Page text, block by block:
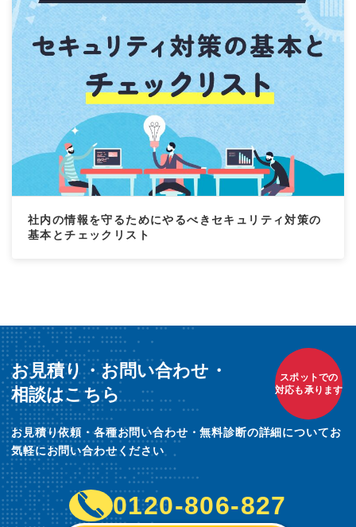
社内の情報を守るためにやるべきセキュリティ対策の
基本とチェックリスト
お見積り・お問い合わせ・
相談はこちら
お見積り依頼・各種お問い合わせ・無料診断の詳細についてお
気軽にお問い合わせください
スポットでの
対応も承ります
0120-806-827